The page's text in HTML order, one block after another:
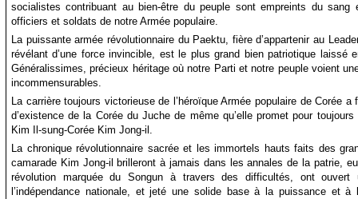
socialistes contribuant au bien-être du peuple sont empreints du
officiers et soldats de notre Armée populaire.
La puissante armée révolutionnaire du Paektu, fière d’appartenir au
révélant d’une force invincible, est le plus grand bien patriotique laissé
Généralissimes, précieux héritage où notre Parti et notre peuple voient
incommensurables.
La carrière toujours victorieuse de l’héroïque Armée populaire de Corée
d’existence de la Corée du Juche de même qu’elle promet pour
Kim Il-sung-Corée Kim Jong-il.
La chronique révolutionnaire sacrée et les immortels hauts faits des
camarade Kim Jong-il brilleront à jamais dans les annales de la patrie,
révolution marquée du Songun à travers des difficultés, ont
l’indépendance nationale, et jeté une solide base à la puissance et